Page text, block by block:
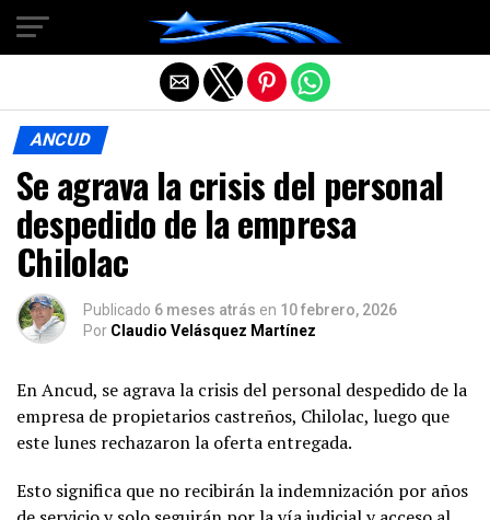
ANCUD
Se agrava la crisis del personal
despedido de la empresa
Chilolac
Publicado 6 meses atrás en 10 febrero, 2026
Por Claudio Velásquez Martínez
En Ancud, se agrava la crisis del personal despedido de la
empresa de propietarios castreños, Chilolac, luego que
este lunes rechazaron la oferta entregada.
Esto significa que no recibirán la indemnización por años
Salir de la versión móvil